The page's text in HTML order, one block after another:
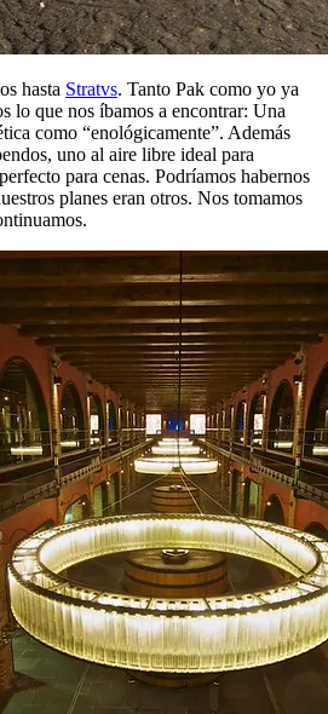
hasta Stratvs. Tanto Pak como yo ya
lo que nos íbamos a encontrar: Una
como “enológicamente”. Además
uno al aire libre ideal para
para cenas. Podríamos habernos
planes eran otros. Nos tomamos